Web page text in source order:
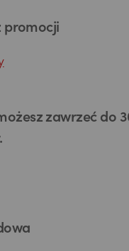
promocji
zawrzeć do